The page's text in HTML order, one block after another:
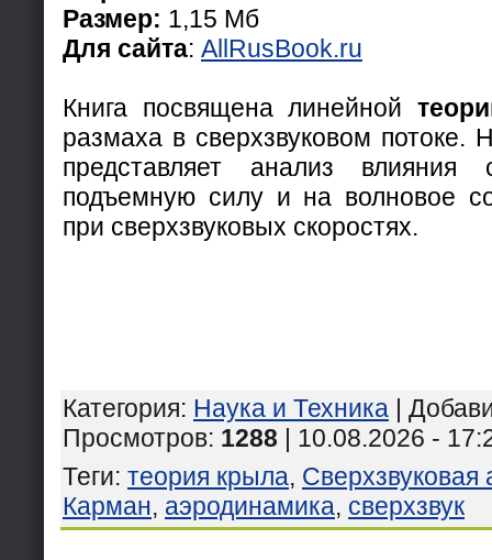
Размер: 1,15 Мб
Для сайта: AllRusBook.ru
Книга посвящена линейной
размаха в сверхзвуковом потоке.
представляет анализ влияния
подъемную силу и на волновое
при сверхзвуковых скоростях.
Категория: Наука и Техника |
Просмотров: 1288 | 10.08.2026 -
Теги: теория крыла, Сверхзвуковая
Карман, аэродинамика, сверхзвук